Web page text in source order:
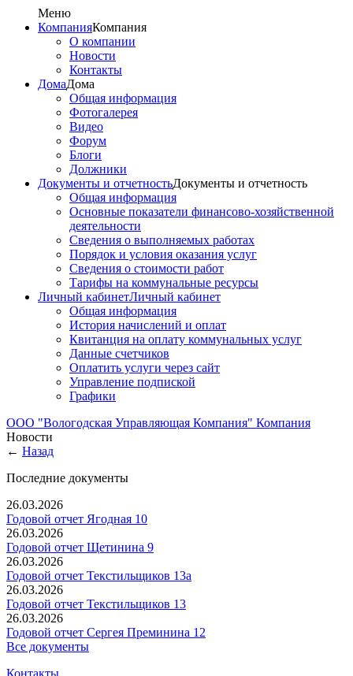
Меню
КомпанияКомпания
О компании
Новости
Контакты
ДомаДома
Общая информация
Фотогалерея
Видео
Форум
Блоги
Должники
Документы и отчетностьДокументы и отчетность
Общая информация
Основные показатели финансово-хозяйственной
деятельности
Сведения о выполняемых работах
Порядок и условия оказания услуг
Сведения о стоимости работ
Тарифы на коммунальные ресурсы
Личный кабинетЛичный кабинет
Общая информация
История начислений и оплат
Квитанция на оплату коммунальных услуг
Данные счетчиков
Оплатить услуги через сайт
Управление подпиской
Графики
ООО "Вологодская Управляющая Компания" Компания
Новости
← Назад
Последние документы
26.03.2026
Годовой отчет Ягодная 10
26.03.2026
Годовой отчет Щетинина 9
26.03.2026
Годовой отчет Текстильщиков 13а
26.03.2026
Годовой отчет Текстильщиков 13
26.03.2026
Годовой отчет Сергея Преминина 12
Все документы
Контакты